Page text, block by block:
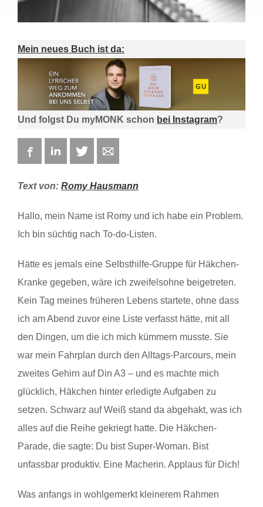
Mein neues Buch ist da:
Und folgst Du myMONK schon bei Instagram?
FacebookLinkedIn Twitter
Text von: Romy Hausmann
Hallo, mein Name ist Romy und ich habe ein Problem.
Ich bin süchtig nach To-do-Listen.
Hätte es jemals eine Selbsthilfe-Gruppe für Häkchen-
Kranke gegeben, wäre ich zweifelsohne beigetreten.
Kein Tag meines früheren Lebens startete, ohne dass
ich am Abend zuvor eine Liste verfasst hätte, mit all
den Dingen, um die ich mich kümmern musste. Sie
war mein Fahrplan durch den Alltags-Parcours, mein
zweites Gehirn auf Din A3 – und es machte mich
glücklich, Häkchen hinter erledigte Aufgaben zu
setzen. Schwarz auf Weiß stand da abgehakt, was ich
alles auf die Reihe gekriegt hatte. Die Häkchen-
Parade, die sagte: Du bist Super-Woman. Bist
unfassbar produktiv. Eine Macherin. Applaus für Dich!
Was anfangs in wohlgemerkt kleinerem Rahmen